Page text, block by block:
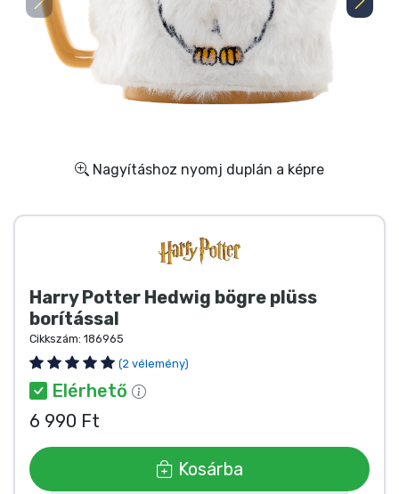
Nagyításhoz nyomj duplán a képre
Harry Potter Hedwig bögre plüss
borítással
Cikkszám: 186965
(2 vélemény)
Elérhető
6 990 Ft
Kosárba
Ajándékkártya
Szállítás és fizetés
Sorozatos cuccok
Animés cuccok
Gamer cuccok
Sportos cuccok
Zenés cuccok
Terméktípusok